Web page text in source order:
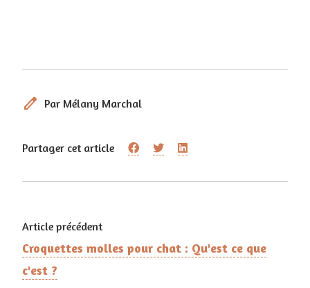
edit Par Mélany Marchal
Partager cet article
Article précédent
Croquettes molles pour chat : Qu'est ce que
c'est ?